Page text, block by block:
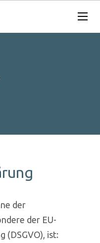
der
der EU-
(DSGVO), ist: